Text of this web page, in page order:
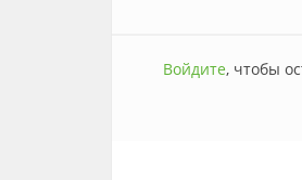
Войдите, чтобы